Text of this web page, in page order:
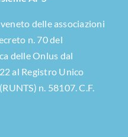
delle associazioni
n. 70 del
delle Onlus dal
al Registro Unico
n. 58107. C.F.